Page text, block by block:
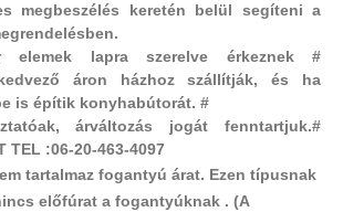
megbeszélés keretén belül segíteni a
elemek lapra szerelve érkeznek #
áron házhoz szállítják, és ha
is építik konyhabútorát. #
árváltozás jogát fenntartjuk.#
TEL :06-20-463-4097
tartalmaz fogantyú árat. Ezen típusnak
előfúrat a fogantyúknak . (A